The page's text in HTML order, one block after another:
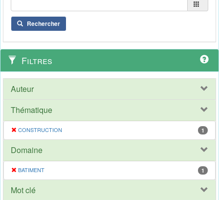
Rechercher
Filtres
Auteur
Thématique
CONSTRUCTION 1
Domaine
BATIMENT 1
Mot clé